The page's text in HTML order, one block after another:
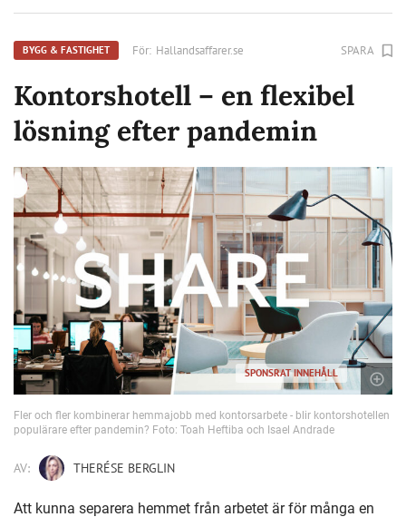
BYGG & FASTIGHET För: Hallandsaffarer.se SPARA
Kontorshotell – en flexibel
lösning efter pandemin
SPONSRAT INNEHÅLL
Fler och fler kombinerar hemmajobb med kontorsarbete - blir kontorshotellen
populärare efter pandemin? Foto: Toah Heftiba och Isael Andrade
AV: THERÉSE BERGLIN
Att kunna separera hemmet från arbetet är för många en